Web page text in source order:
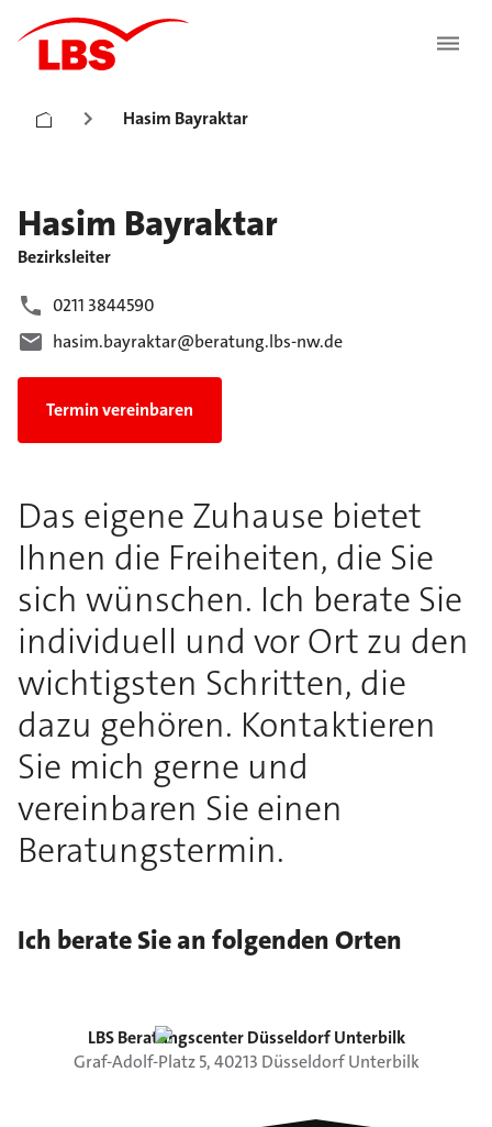
Hasim Bayraktar
Hasim Bayraktar
Bezirksleiter
0211 3844590
hasim.bayraktar@beratung.lbs-nw.de
Termin vereinbaren
Das eigene Zuhause bietet
Ihnen die Freiheiten, die Sie
sich wünschen. Ich berate Sie
individuell und vor Ort zu den
wichtigsten Schritten, die
dazu gehören. Kontaktieren
Sie mich gerne und
vereinbaren Sie einen
Beratungstermin.
Ich berate Sie an folgenden Orten
LBS Beratungscenter Düsseldorf Unterbilk
Graf-Adolf-Platz 5,40213 Düsseldorf Unterbilk